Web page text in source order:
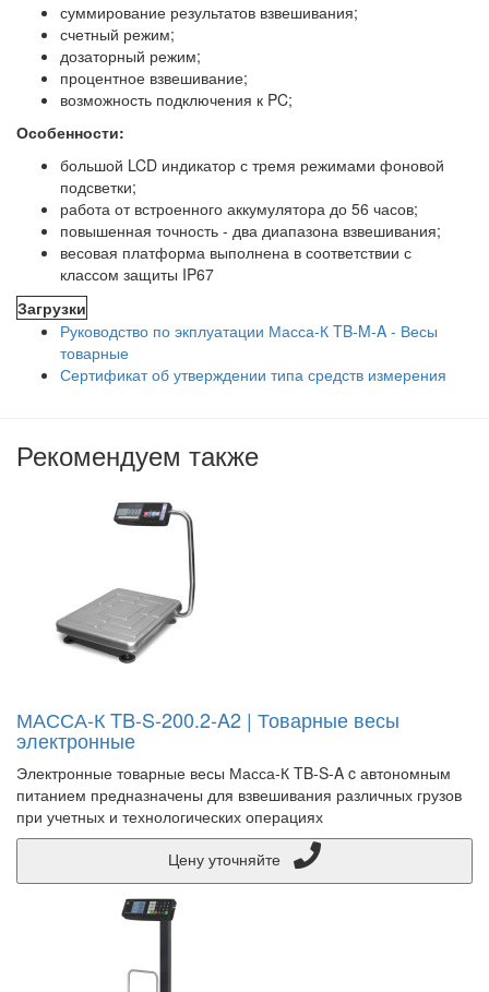
суммирование результатов взвешивания;
счетный режим;
дозаторный режим;
процентное взвешивание;
возможность подключения к PC;
Особенности:
большой LCD индикатор с тремя режимами фоновой
подсветки;
работа от встроенного аккумулятора до 56 часов;
повышенная точность - два диапазона взвешивания;
весовая платформа выполнена в соответствии с
классом защиты IP67
Загрузки
Руководство по экплуатации Масса-К TB-M-A - Весы
товарные
Сертификат об утверждении типа средств измерения
Рекомендуем также
МАССА-К TB-S-200.2-A2 | Товарные весы
электронные
Электронные товарные весы Масса-К TB-S-A c автономным
питанием предназначены для взвешивания различных грузов
при учетных и технологических операциях